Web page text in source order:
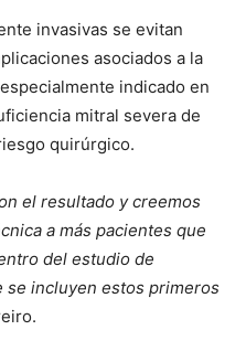
invasivas se evitan
asociados a la
indicado en
mitral severa de
quirúrgico.
el resultado y creemos
a más pacientes que
del estudio de
se incluyen estos primeros